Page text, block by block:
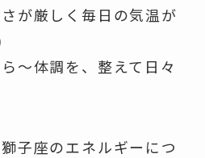
が厳しく毎日の気温が
〜体調を、整えて日々
子座のエネルギーにつ